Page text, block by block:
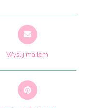
Opens
in
new
window
Wyślij mailem
Opens
in